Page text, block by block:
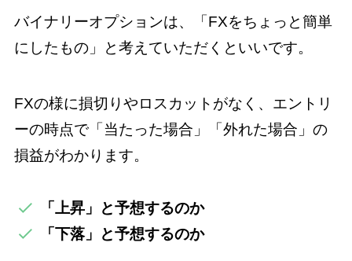
バイナリーオプションは、「FXをちょっと簡単
にしたもの」と考えていただくといいです。
FXの様に損切りやロスカットがなく、エントリ
ーの時点で「当たった場合」「外れた場合」の
損益がわかります。
「上昇」と予想するのか
「下落」と予想するのか